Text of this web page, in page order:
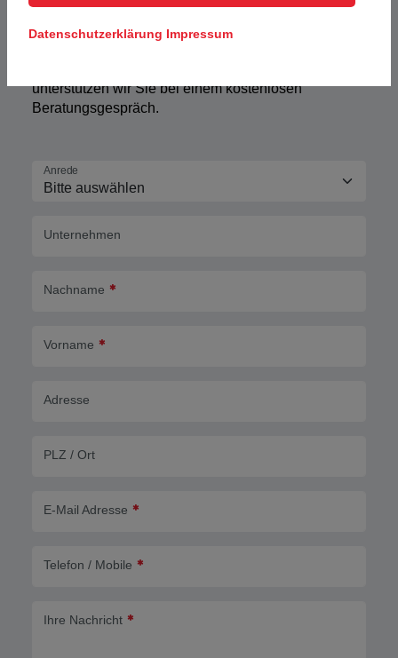
Beratungsgespräch
unterstützen wir Sie bei einem kostenlosen
Beratungsgespräch.
Anrede
Unternehmen
Nachname
Vorname
Adresse
PLZ / Ort
E-Mail Adresse
Telefon / Mobile
Ihre Nachricht
Datenschutzerklärung Impressum